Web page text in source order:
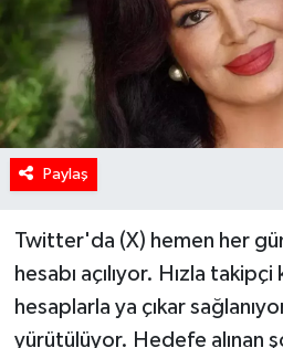
Paylaş
Twitter'da (X) hemen her
hesabı açılıyor. Hızla
hesaplarla ya çıkar
yürütülüyor. Hedefe alınan